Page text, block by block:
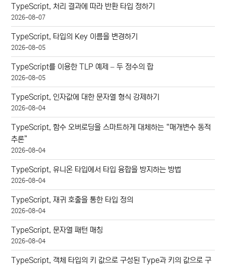
TypeScript, 처리 결과에 따라 반환 타입 정하기
2026-08-07
TypeScript, 타입의 Key 이름을 변경하기
2026-08-05
TypeScript를 이용한 TLP 예제 – 두 정수의 합
2026-08-05
TypeScript, 인자값에 대한 문자열 형식 강제하기
2026-08-04
TypeScript, 함수 오버로딩을 스마트하게 대체하는 “매개변수 동적
추론”
2026-08-04
TypeScript, 유니온 타입에서 타입 융합을 방지하는 방법
2026-08-04
TypeScript, 재귀 호출을 통한 타입 정의
2026-08-04
TypeScript, 문자열 패턴 매칭
2026-08-04
TypeScript, 객체 타입의 키 값으로 구성된 Type과 키의 값으로 구